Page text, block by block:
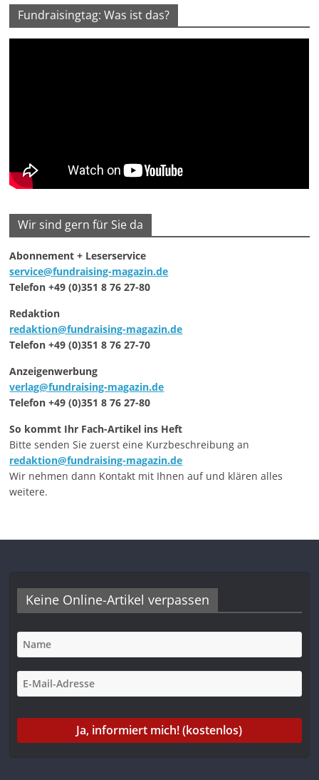
Fundraisingtag: Was ist das?
Wir sind gern für Sie da
Abonnement + Leserservice
service@fundraising-magazin.de
Telefon +49 (0)351 8 76 27-80
Redaktion
redaktion@fundraising-magazin.de
Telefon +49 (0)351 8 76 27-70
Anzeigenwerbung
verlag@fundraising-magazin.de
Telefon +49 (0)351 8 76 27-80
So kommt Ihr Fach-Artikel ins Heft
Bitte senden Sie zuerst eine Kurzbeschreibung an
redaktion@fundraising-magazin.de
Wir nehmen dann Kontakt mit Ihnen auf und klären alles
weitere.
Keine Online-Artikel verpassen